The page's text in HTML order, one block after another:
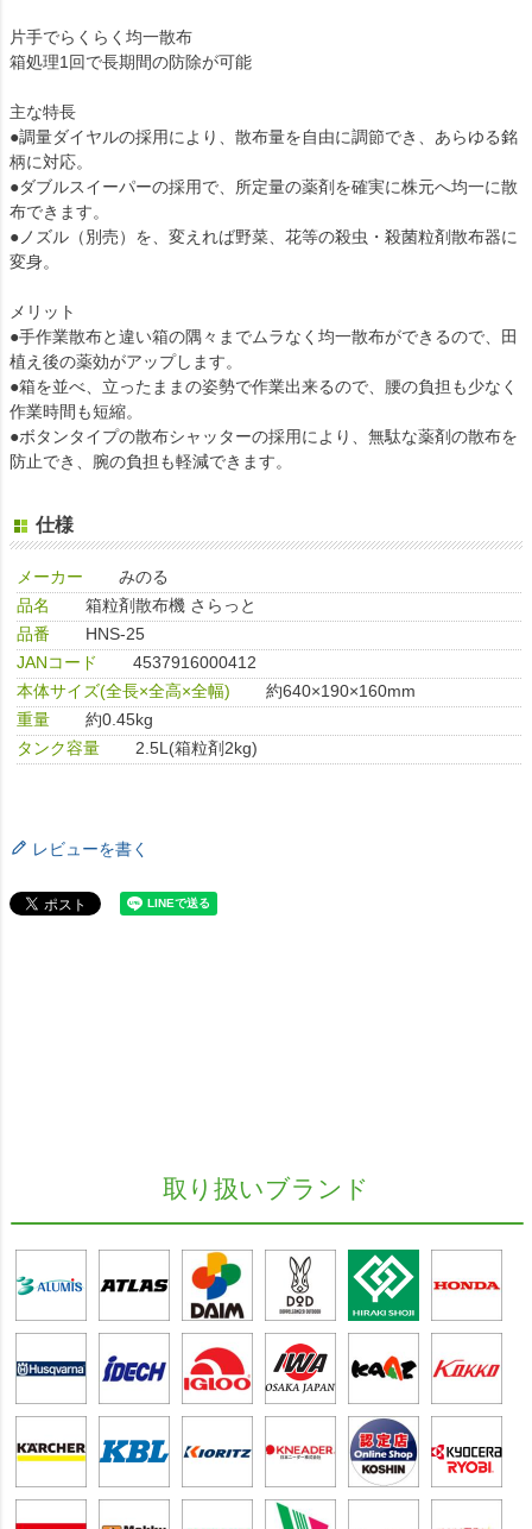
片手でらくらく均一散布
箱処理1回で長期間の防除が可能
主な特長
●調量ダイヤルの採用により、散布量を自由に調節でき、あらゆる銘
柄に対応。
●ダブルスイーパーの採用で、所定量の薬剤を確実に株元へ均一に散
布できます。
●ノズル（別売）を、変えれば野菜、花等の殺虫・殺菌粒剤散布器に
変身。
メリット
●手作業散布と違い箱の隅々までムラなく均一散布ができるので、田
植え後の薬効がアップします。
●箱を並べ、立ったままの姿勢で作業出来るので、腰の負担も少なく
作業時間も短縮。
●ボタンタイプの散布シャッターの採用により、無駄な薬剤の散布を
防止でき、腕の負担も軽減できます。
仕様
メーカー
みのる
品名
箱粒剤散布機 さらっと
品番
HNS-25
JANコード
4537916000412
本体サイズ(全長×全高×全幅)
約640×190×160mm
重量
約0.45kg
タンク容量
2.5L(箱粒剤2kg)
レビューを書く
取り扱いブランド